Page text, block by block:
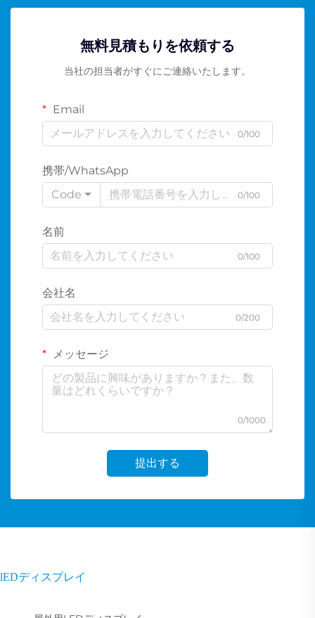
無料見積もりを依頼する
当社の担当者がすぐにご連絡いたします。
Email
0/100
携帯/WhatsApp
Code
0/100
名前
0/100
会社名
0/200
メッセージ
0/1000
提出する
lEDディスプレイ